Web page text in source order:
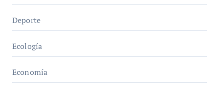
Deporte
Ecología
Economía